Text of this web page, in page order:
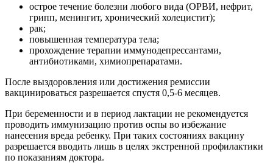
острое течение болезни любого вида (ОРВИ, нефрит,
грипп, менингит, хронический холецистит);
рак;
повышенная температура тела;
прохождение терапии иммунодепрессантами,
антибиотиками, химиопрепаратами.
После выздоровления или достижения ремиссии
вакцинироваться разрешается спустя 0,5-6 месяцев.
При беременности и в период лактации не рекомендуется
проводить иммунизацию против оспы во избежание
нанесения вреда ребенку. При таких состояниях вакцину
разрешается вводить лишь в целях экстренной профилактики
по показаниям доктора.